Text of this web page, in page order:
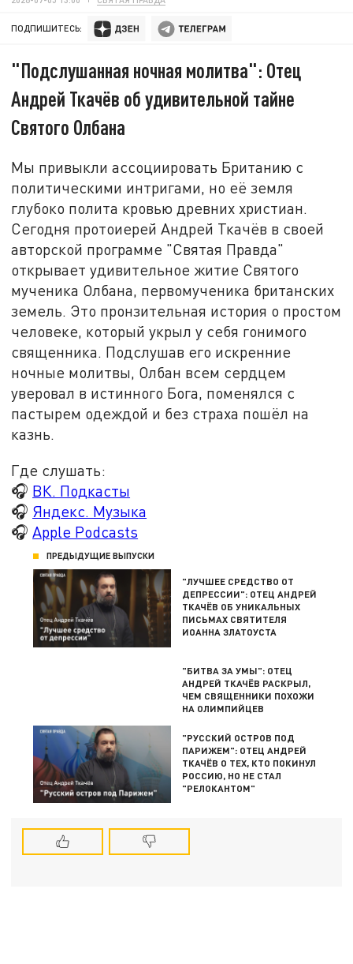
ПОДПИШИТЕСЬ:
"Подслушанная ночная молитва": Отец
Андрей Ткачёв об удивительной тайне
Святого Олбана
Мы привыкли ассоциировать Британию с
политическими интригами, но её земля
глубоко полита кровью древних христиан.
Сегодня протоиерей Андрей Ткачёв в своей
авторской программе "Святая Правда"
открывает удивительное житие Святого
мученика Олбана, первомученика британских
земель. Это пронзительная история о простом
человеке, который укрыл у себя гонимого
священника. Подслушав его искренние
ночные молитвы, Олбан всем сердцем
уверовал в истинного Бога, поменялся с
пастырем одеждой и без страха пошёл на
казнь.
Где слушать:
🎧 ВК. Подкасты
🎧 Яндекс. Музыка
🎧 Apple Podcasts
ПРЕДЫДУЩИЕ ВЫПУСКИ
"ЛУЧШЕЕ СРЕДСТВО ОТ
ДЕПРЕССИИ": ОТЕЦ АНДРЕЙ
ТКАЧЁВ ОБ УНИКАЛЬНЫХ
ПИСЬМАХ СВЯТИТЕЛЯ
ИОАННА ЗЛАТОУСТА
"БИТВА ЗА УМЫ": ОТЕЦ
АНДРЕЙ ТКАЧЁВ РАСКРЫЛ,
ЧЕМ СВЯЩЕННИКИ ПОХОЖИ
НА ОЛИМПИЙЦЕВ
"РУССКИЙ ОСТРОВ ПОД
ПАРИЖЕМ": ОТЕЦ АНДРЕЙ
ТКАЧЁВ О ТЕХ, КТО ПОКИНУЛ
РОССИЮ, НО НЕ СТАЛ
"РЕЛОКАНТОМ"